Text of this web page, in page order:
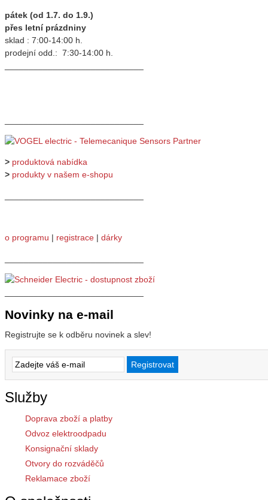
pátek (od 1.7. do 1.9.)
přes letní prázdniny
sklad : 7:00-14:00 h.
prodejní odd.: 7:30-14:00 h.
> produktová nabídka
> produkty v našem e-shopu
o programu | registrace | dárky
Novinky na e-mail
Registrujte se k odběru novinek a slev!
Služby
Doprava zboží a platby
Odvoz elektroodpadu
Konsignační sklady
Otvory do rozváděčů
Reklamace zboží